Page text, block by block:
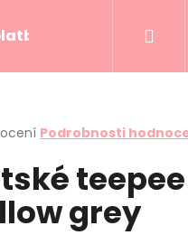
Kontakty
Podrobnosti
grey